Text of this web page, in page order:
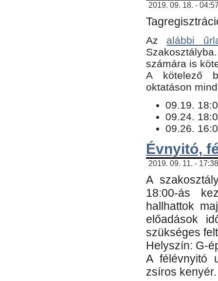
2019. 09. 18. -
Az alábbi
számára is
​A kötelező
oktatáson
09.19.
09.24.
09.26.
Évnyitó,
2019. 09. 11. -
A
18:00-ás
hallhattok
előadások
szükséges
Helyszín: G-
A félévnyitó
zsíros kenyér.